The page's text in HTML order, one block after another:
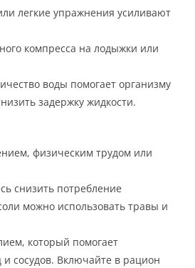
легкие упражнения усиливают
компресса на лодыжки или
воды помогает организму
задержку жидкости.
физическим трудом или
снизить потребление
можно использовать травы и
который помогает
сосудов. Включайте в рацион